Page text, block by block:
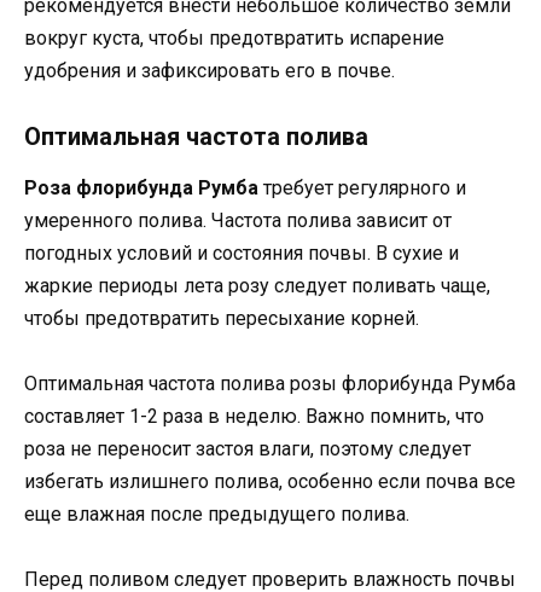
рекомендуется внести небольшое количество земли
вокруг куста, чтобы предотвратить испарение
удобрения и зафиксировать его в почве.
Оптимальная частота полива
Роза флорибунда Румба требует регулярного и
умеренного полива. Частота полива зависит от
погодных условий и состояния почвы. В сухие и
жаркие периоды лета розу следует поливать чаще,
чтобы предотвратить пересыхание корней.
Оптимальная частота полива розы флорибунда Румба
составляет 1-2 раза в неделю. Важно помнить, что
роза не переносит застоя влаги, поэтому следует
избегать излишнего полива, особенно если почва все
еще влажная после предыдущего полива.
Перед поливом следует проверить влажность почвы